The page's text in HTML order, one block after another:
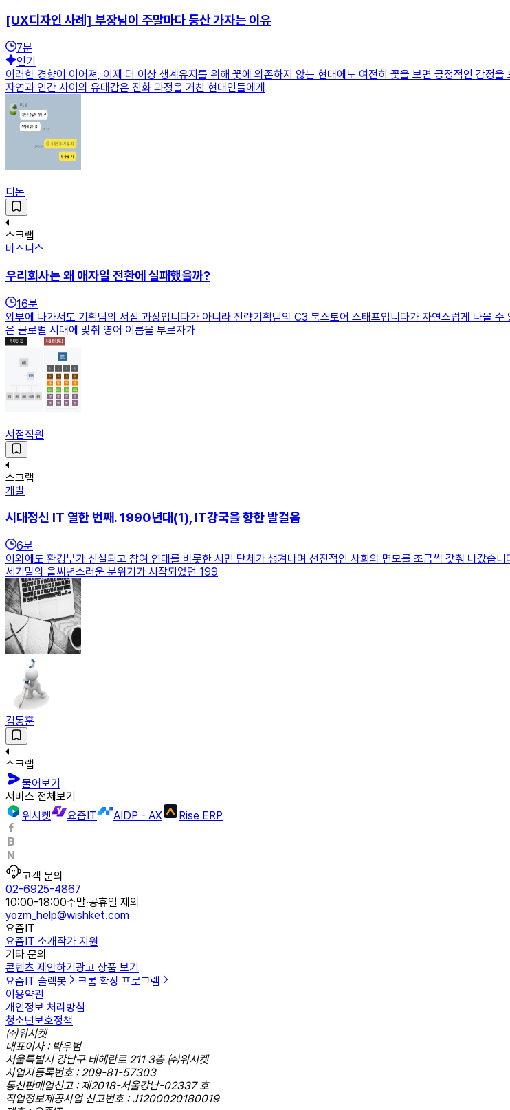
[UX디자인 사례] 부장님이 주말마다 등산 가자는 이유
7분
인기
이러한 경향이 이어져, 이제 더 이상 생계유지를 위해 꽃에 의존하지 않는 현대에도 여전히 꽃을 보면 긍정적인 감정
자연과 인간 사이의 유대감은 진화 과정을 거친 현대인들에게
디논
스크랩
비즈니스
우리회사는 왜 애자일 전환에 실패했을까?
16분
외부에 나가서도 기획팀의 서점 과장입니다가 아니라 전략기획팀의 C3 북스토어 스태프입니다가 자연스럽게 나올
은 글로벌 시대에 맞춰 영어 이름을 부르자가
서점직원
스크랩
개발
시대정신 IT 열한 번째. 1990년대(1), IT강국을 향한 발걸음
6분
이외에도 환경부가 신설되고 참여 연대를 비롯한 시민 단체가 생겨나며 선진적인 사회의 면모를 조금씩 갖춰 나갔습
세기말의 을씨년스러운 분위기가 시작되었던 199
김동훈
스크랩
물어보기
서비스 전체보기
위시켓
요즘IT AIDP - AX Rise ERP
고객 문의
02-6925-4867
10:00-18:00주말·공휴일 제외
yozm_help@wishket.com
요즘IT
요즘IT 소개작가 지원
기타 문의
콘텐츠 제안하기 광고 상품 보기
요즘IT 슬랙봇
크롬 확장 프로그램
이용약관
개인정보 처리방침
청소년보호정책
㈜위시켓
대표이사 : 박우범
서울특별시 강남구 테헤란로 211 3층 ㈜위시켓
사업자등록번호 : 209-81-57303
통신판매업신고 : 제2018-서울강남-02337 호
직업정보제공사업 신고번호 : J1200020180019